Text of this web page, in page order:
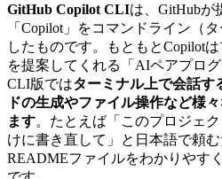
GitHub Copilot CLIは、GitHubが
「Copilot」をコマンドライン（
したものです。もともとCopilot
を提案してくれる「AIペアプロ
CLI版ではターミナル上で会話す
ドの生成やファイル操作など様
ます。たとえば「このプロジェ
けに書き直して」と日本語で頼
READMEファイルをわかりやす